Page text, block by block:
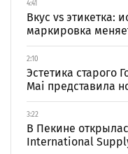
4:41
Вкус vs этикетка:
маркировка
2:10
Эстетика старого
Mai представила
3:22
В Пекине
International